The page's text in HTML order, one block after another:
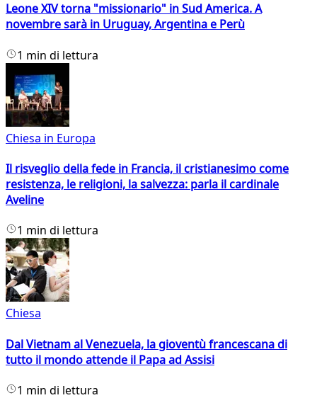
Leone XIV torna "missionario" in Sud America. A
novembre sarà in Uruguay, Argentina e Perù
1 min di lettura
Chiesa in Europa
Il risveglio della fede in Francia, il cristianesimo come
resistenza, le religioni, la salvezza: parla il cardinale
Aveline
1 min di lettura
Chiesa
Dal Vietnam al Venezuela, la gioventù francescana di
tutto il mondo attende il Papa ad Assisi
1 min di lettura